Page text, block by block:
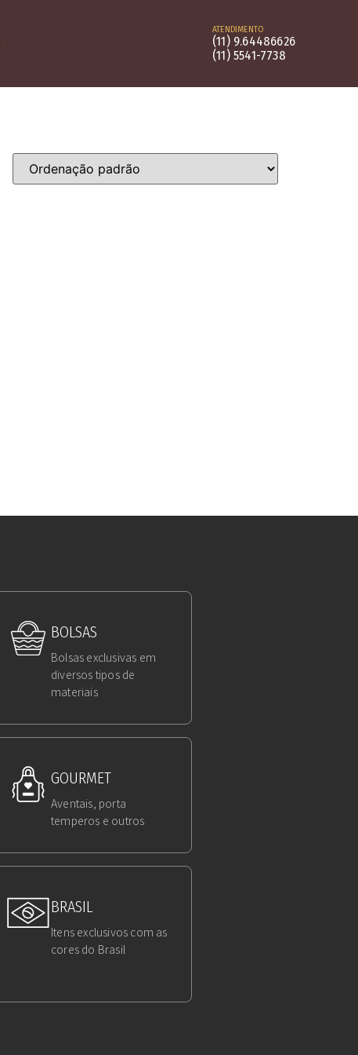
ATENDIMENTO
(11) 9.64486626
(11) 5541-7738
BOLSAS
Bolsas exclusivas em
diversos tipos de
materiais
GOURMET
Aventais, porta
temperos e outros
BRASIL
Itens exclusivos com as
cores do Brasil